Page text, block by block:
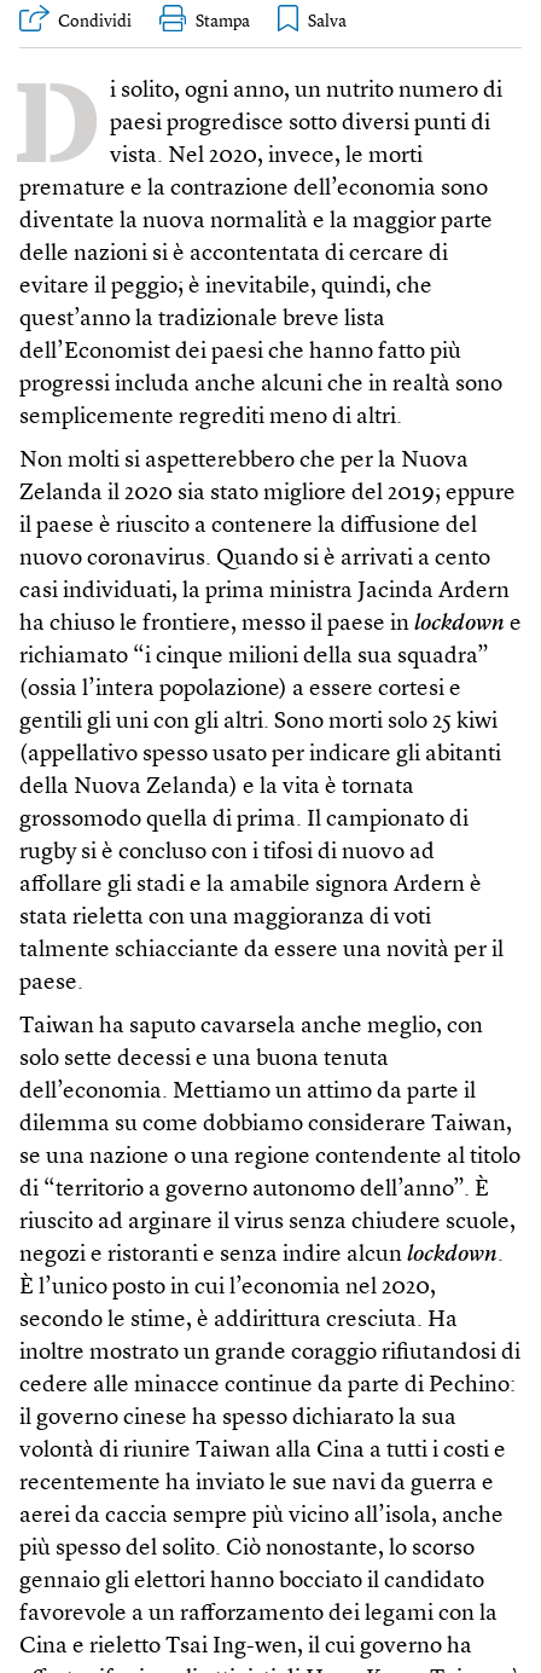
Condividi Stampa
D i solito, ogni anno, un nutrito numero di
paesi progredisce sotto diversi punti di
vista. Nel 2020, invece, le morti
premature e la contrazione dell’economia sono
diventate la nuova normalità e la maggior parte
delle nazioni si è accontentata di cercare di
evitare il peggio; è inevitabile, quindi, che
quest’anno la tradizionale breve lista
dell’Economist dei paesi che hanno fatto più
progressi includa anche alcuni che in realtà sono
semplicemente regrediti meno di altri.
Non molti si aspetterebbero che per la Nuova
Zelanda il 2020 sia stato migliore del 2019; eppure
il paese è riuscito a contenere la diffusione del
nuovo coronavirus. Quando si è arrivati a cento
casi individuati, la prima ministra Jacinda Ardern
ha chiuso le frontiere, messo il paese in lockdown e
richiamato “i cinque milioni della sua squadra”
(ossia l’intera popolazione) a essere cortesi e
gentili gli uni con gli altri. Sono morti solo 25 kiwi
(appellativo spesso usato per indicare gli abitanti
della Nuova Zelanda) e la vita è tornata
grossomodo quella di prima. Il campionato di
rugby si è concluso con i tifosi di nuovo ad
affollare gli stadi e la amabile signora Ardern è
stata rieletta con una maggioranza di voti
talmente schiacciante da essere una novità per il
paese.
Taiwan ha saputo cavarsela anche meglio, con
solo sette decessi e una buona tenuta
dell’economia. Mettiamo un attimo da parte il
dilemma su come dobbiamo considerare Taiwan,
se una nazione o una regione contendente al titolo
di “territorio a governo autonomo dell’anno”. È
riuscito ad arginare il virus senza chiudere scuole,
negozi e ristoranti e senza indire alcun lockdown.
È l’unico posto in cui l’economia nel 2020,
secondo le stime, è addirittura cresciuta. Ha
inoltre mostrato un grande coraggio rifiutandosi di
cedere alle minacce continue da parte di Pechino:
il governo cinese ha spesso dichiarato la sua
volontà di riunire Taiwan alla Cina a tutti i costi e
recentemente ha inviato le sue navi da guerra e
aerei da caccia sempre più vicino all’isola, anche
più spesso del solito. Ciò nonostante, lo scorso
gennaio gli elettori hanno bocciato il candidato
favorevole a un rafforzamento dei legami con la
Cina e rieletto Tsai Ing-wen, il cui governo ha